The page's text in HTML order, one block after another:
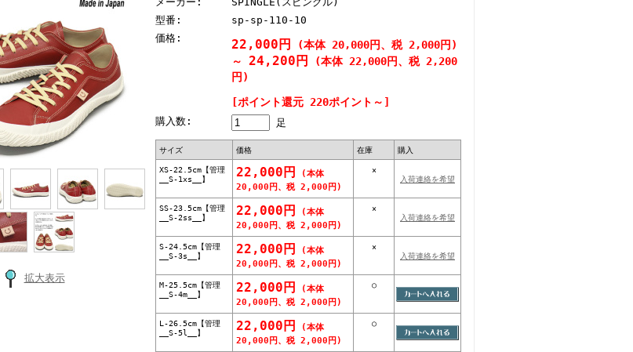
拡大表示
型番:
sp-sp-110-10
価格:
22,000円
(本体 20,000円、税 2,000円)
～
24,200円
(本体 22,000円、税 2,200
円)
[ポイント還元 220ポイント～]
購入数: 足
サイズ 価格 在庫 購入
XS-22.5cm【管理
__S-1xs__】
22,000円
(本体
20,000円、税 2,000円)
×
入荷連絡を希望
SS-23.5cm【管理
__S-2ss__】
22,000円
(本体
20,000円、税 2,000円)
×
入荷連絡を希望
S-24.5cm【管理
__S-3s__】
22,000円
(本体
20,000円、税 2,000円)
×
入荷連絡を希望
M-25.5cm【管理
__S-4m__】
22,000円
(本体
20,000円、税 2,000円)
○
L-26.5cm【管理
__S-5l__】
22,000円
(本体
20,000円、税 2,000円)
○